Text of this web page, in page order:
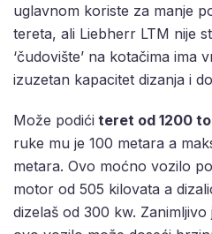
uglavnom koriste za manje
tereta, ali Liebherr LTM nije
‘čudovište’ na kotačima ima
izuzetan kapacitet dizanja i
Može podići teret od 1200
ruke mu je 100 metara a
metara. Ovo moćno vozilo
motor od 505 kilovata a
dizelaš od 300 kw.